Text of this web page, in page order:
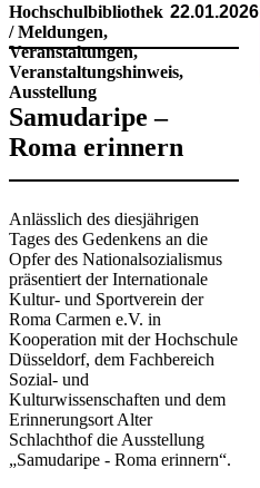
Hochschulbibliothek
/ Meldungen,
Veranstaltungen,
Veranstaltungshinweis,
Ausstellung
22.01.2026
Samudaripe –
Roma erinnern
​​​​Anlässlich des diesjährigen
Tages des Gedenkens an die
Opfer des Nationalsozialismus
präsentiert der Internationale
Kultur- und Sportverein der
Roma Carmen e.V.​ in
Kooperation mit der Hochschule
Düsseldorf, dem Fachbereich
Sozial- und
Kulturwissenschaften und dem
Erinnerungsort Alter
Schlachthof die Ausstellung
„Samudaripe - Roma erinnern“.